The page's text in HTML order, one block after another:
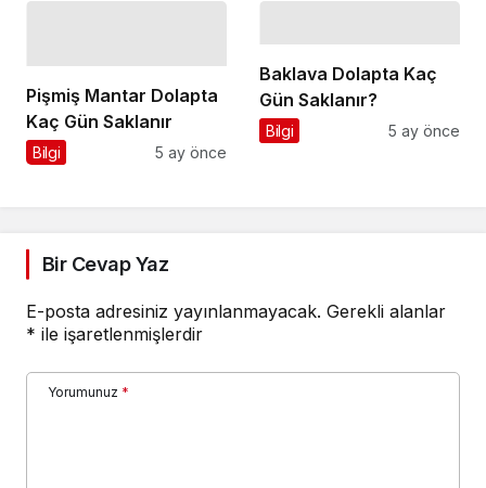
Pişmiş Mantar Dolapta
Kaç Gün Saklanır
Bilgi 5 ay önce
Baklava Dolapta Kaç
Gün Saklanır?
Bilgi 5 ay önce
Bir Cevap Yaz
E-posta adresiniz yayınlanmayacak. Gerekli alanlar
* ile işaretlenmişlerdir
Yorumunuz *